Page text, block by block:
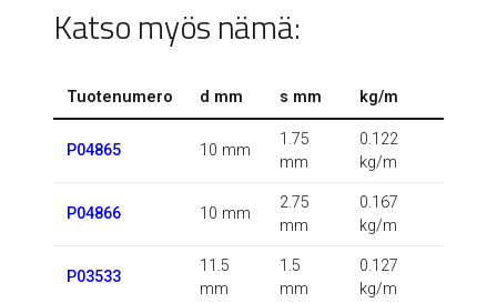
Katso myös nämä:
Tuotenumero d mm s mm kg/m
P04865 10 mm
1.75
mm
0.122
kg/m
P04866 10 mm
2.75
mm
0.167
kg/m
P03533
11.5
mm
1.5
mm
0.127
kg/m